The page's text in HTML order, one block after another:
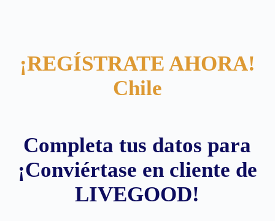
¡REGÍSTRATE AHORA!
Chile
Completa tus datos para
¡Conviértase en cliente de
LIVEGOOD!